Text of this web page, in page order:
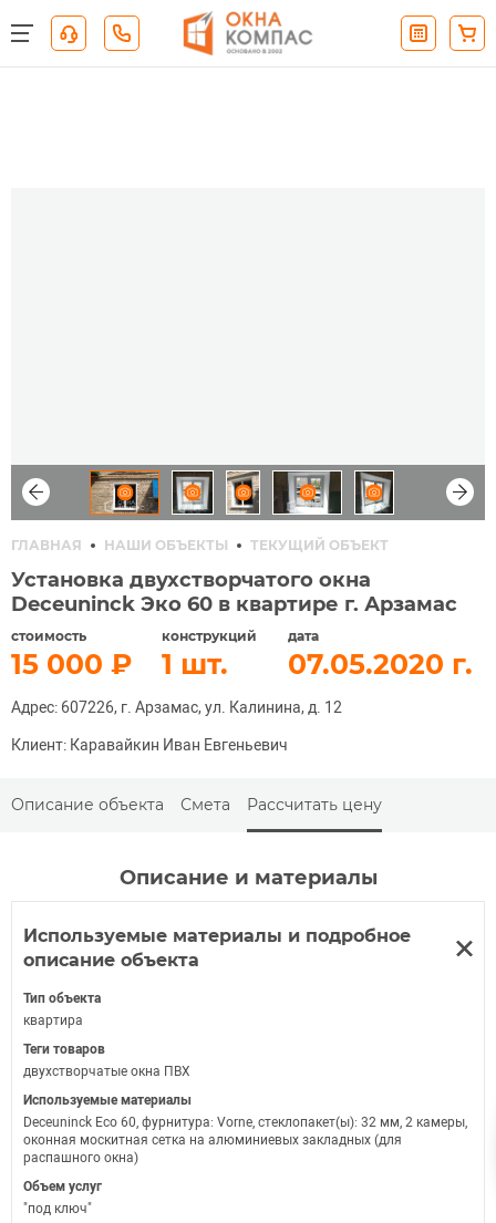
ГЛАВНАЯ НАШИ ОБЪЕКТЫ ТЕКУЩИЙ ОБЪЕКТ
Установка двухстворчатого окна
Deceuninck Эко 60 в квартире г. Арзамас
стоимость
15 000
конструкций
1
дата
07.05.2020
Адрес: 607226, г. Арзамас, ул. Калинина, д. 12
Клиент: Каравайкин Иван Евгеньевич
Описание объекта Смета Рассчитать цену
Описание и материалы
Используемые материалы и подробное
описание объекта
Тип объекта
квартира
Теги товаров
двухстворчатые окна ПВХ
Используемые материалы
Deceuninck Eco 60, фурнитура: Vorne, стеклопакет(ы): 32 мм, 2 камеры,
оконная москитная сетка на алюминиевых закладных (для
распашного окна)
Объем услуг
"под ключ"